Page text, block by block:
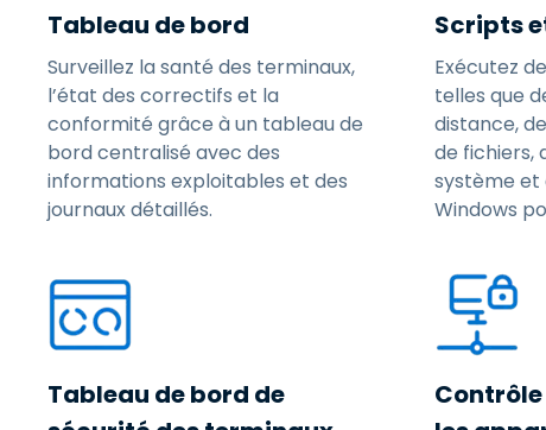
Tableau de bord
Surveillez la santé des terminaux,
l’état des correctifs et la
conformité grâce à un tableau de
bord centralisé avec des
informations exploitables et des
journaux détaillés.
Scripts
Exécutez
telles que
distance,
de fichiers,
système et
Windows
Tableau de bord de